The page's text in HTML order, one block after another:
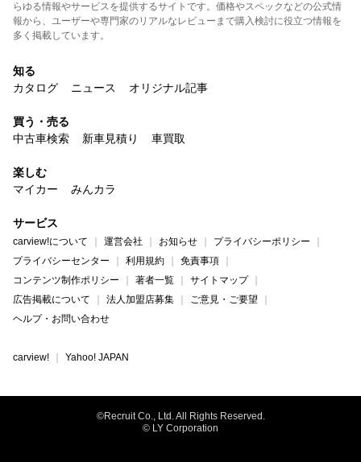
らゆる情報やサービスを提供するサイトです。価格やスペックなどの公式情
報から、ユーザーや専門家のリアルなレビューまで購入検討に役立つ情報を
多く掲載しています。
知る
カタログ
ニュース オリジナル記事
買う・売る
中古車検索
新車見積り 車買取
楽しむ
マイカー
みんカラ
サービス
carview!について 運営会社 お知らせ
プライバシーポリシー
プライバシーセンター
利用規約
免責事項
コンテンツ制作ポリシー
著者一覧
サイトマップ
広告掲載について
法人加盟店募集
ご意見・ご要望
ヘルプ・お問い合わせ
carview! Yahoo! JAPAN
©Recruit Co., Ltd. All Rights Reserved.
© LY Corporation